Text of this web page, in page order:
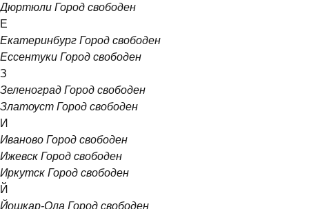
Дюртюли Город свободен
Е
Екатеринбург Город свободен
Ессентуки Город свободен
З
Зеленоград Город свободен
Златоуст Город свободен
И
Иваново Город свободен
Ижевск Город свободен
Иркутск Город свободен
Й
Йошкар-Ола Город свободен